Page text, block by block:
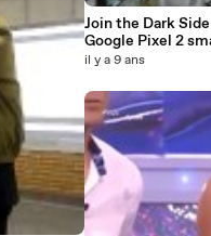
Join the Dark
Google Pixel 2
il y a 9 ans